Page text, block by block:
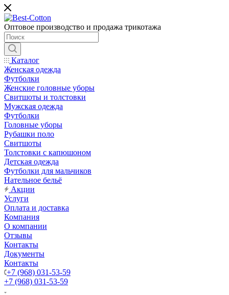
Оптовое производство и продажа трикотажа
Каталог
Женская одежда
Футболки
Женские головные уборы
Свитшоты и толстовки
Мужская одежда
Футболки
Головные уборы
Рубашки поло
Свитшоты
Толстовки с капюшоном
Детская одежда
Футболки для мальчиков
Нательное бельё
Акции
Услуги
Оплата и доставка
Компания
О компании
Отзывы
Контакты
Документы
Контакты
+7 (968) 031-53-59
+7 (968) 031-53-59